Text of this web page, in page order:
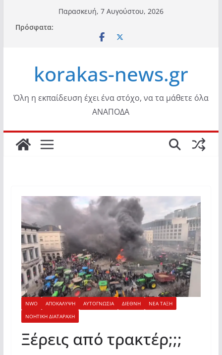
περιεχόμενο
Παρασκευή, 7 Αυγούστου, 2026
Πρόσφατα:
korakas-news.gr
Όλη η εκπαίδευση έχει ένα στόχο, να τα μάθετε όλα
ΑΝΑΠΟΔΑ
NWO ΑΠΟΚΑΛΥΨΗ ΑΥΤΟΓΝΩΣΙΑ ΔΙΕΘΝΗ
ΝΕΑ ΤΑΞΗ
ΝΟΗΤΙΚΗ ΔΙΑΤΑΡΑΧΗ
Ξέρεις από τρακτέρ;;;